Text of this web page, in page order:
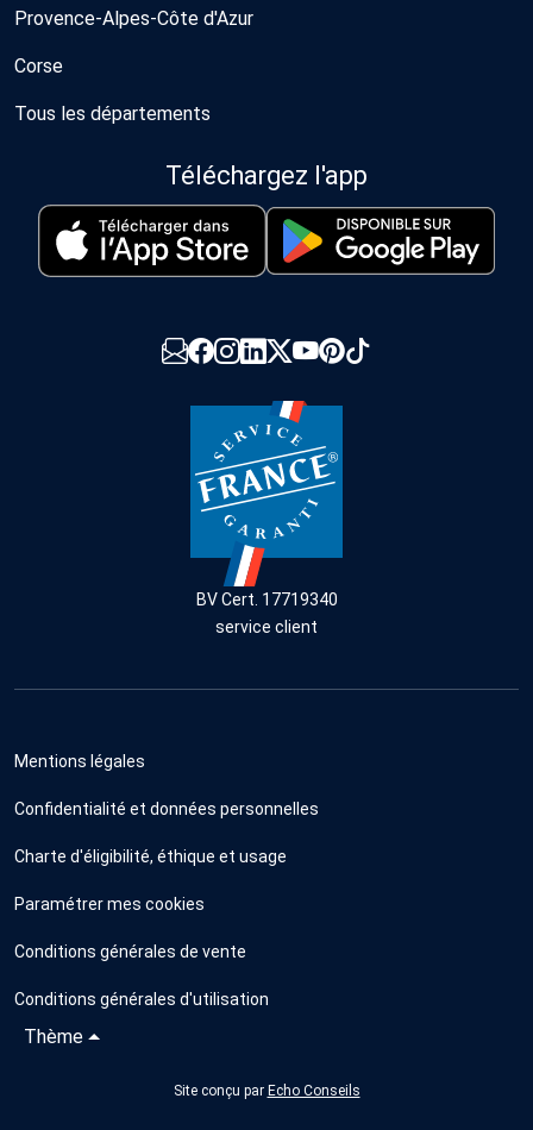
Provence-Alpes-Côte d'Azur
Corse
Tous les départements
Téléchargez l'app
BV Cert. 17719340
service client
Mentions légales
Confidentialité et données personnelles
Charte d'éligibilité, éthique et usage
Paramétrer mes cookies
Conditions générales de vente
Conditions générales d'utilisation
Thème
Site conçu par Echo Conseils